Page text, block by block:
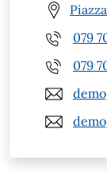
079
079